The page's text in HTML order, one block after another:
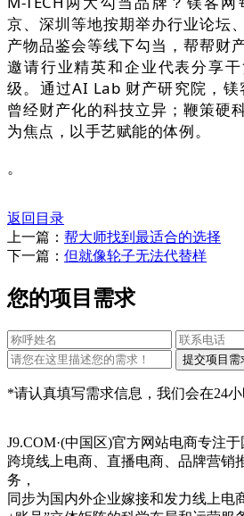
京、深圳等地按期举办行业论坛
产物品鉴会等线下勾当，帮帮财
邀请行业精英和企业代表分享
级。通过AI Lab 财产研究院，
曾经财产化的科技立异；鞭策硬
为焦点，以手艺赋能的体例。
。
返回目录
上一篇： 帮大师找到最适合的选择
下一篇： 但就像轮子无法代替样
您的项目需求
*请认真填写需求信息，我们会在24小
J9.COM·(中国区)官方网站电商专注
跨境线上电商、直播电商、品牌营销
务，
同步为国内外企业嫁接和发力线上电